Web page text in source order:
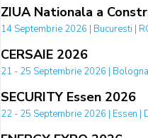
ZIUA Nationala a
14 Septembrie 2026 | Bucuresti |
CERSAIE 2026
21 - 25 Septembrie 2026 |
SECURITY Essen 2026
22 - 25 Septembrie 2026 | Essen |